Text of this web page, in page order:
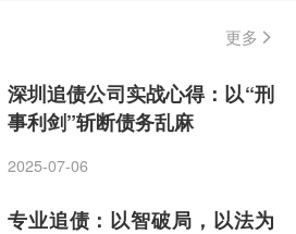
更多
深圳追债公司实战心得：以“刑
事利剑”斩断债务乱麻
2025-07-06
专业追债：以智破局，以法为